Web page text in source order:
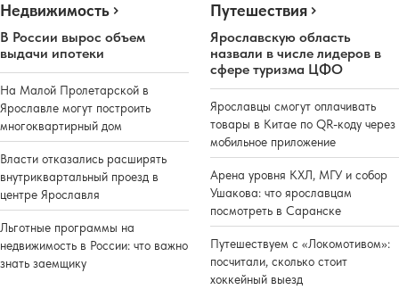
Недвижимость
В России вырос объем
выдачи ипотеки
На Малой Пролетарской в
Ярославле могут построить
многоквартирный дом
Власти отказались расширять
внутриквартальный проезд в
центре Ярославля
Льготные программы на
недвижимость в России: что важно
знать заемщику
Путешествия
Ярославскую область
назвали в числе лидеров в
сфере туризма ЦФО
Ярославцы смогут оплачивать
товары в Китае по QR-коду через
мобильное приложение
Арена уровня КХЛ, МГУ и собор
Ушакова: что ярославцам
посмотреть в Саранске
Путешествуем с «Локомотивом»:
посчитали, сколько стоит
хоккейный выезд